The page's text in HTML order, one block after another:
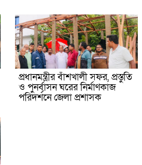
প্রধানমন্ত্রীর বাঁশখালী সফর, প্রস্তুতি
ও পুনর্বাসন ঘরের নির্মাণকাজ
পরিদর্শনে জেলা প্রশাসক